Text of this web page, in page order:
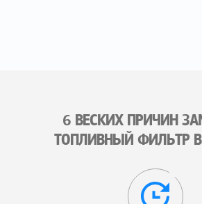
6 ВЕСКИХ ПРИЧИН
ТОПЛИВНЫЙ ФИЛЬТР В